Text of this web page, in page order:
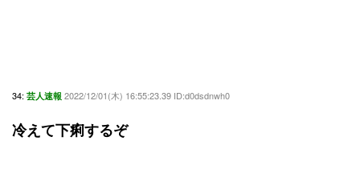
34: 芸人速報 2022/12/01(木) 16:55:23.39 ID:d0dsdnwh0
冷えて下痢するぞ